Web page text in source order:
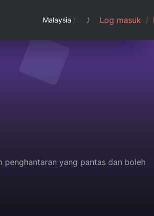
Malaysia / Log masuk /
penghantaran yang pantas dan boleh